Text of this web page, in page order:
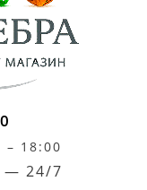
18:00
— 24/7